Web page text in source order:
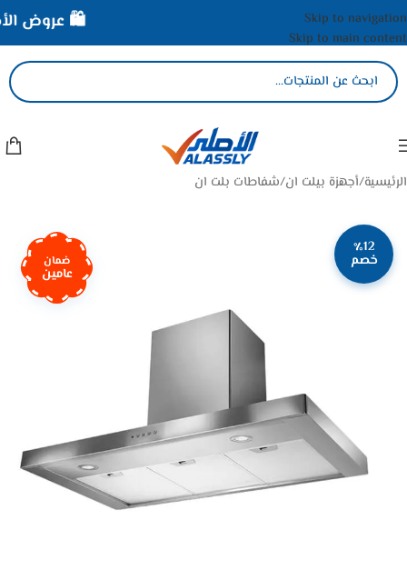
Skip to navigation
Skip to main content
الرئيسية/أجهزة بيلت ان/شفاطات بلت ان
٪12
خصم ضمان
عامين
🛍️ عروض